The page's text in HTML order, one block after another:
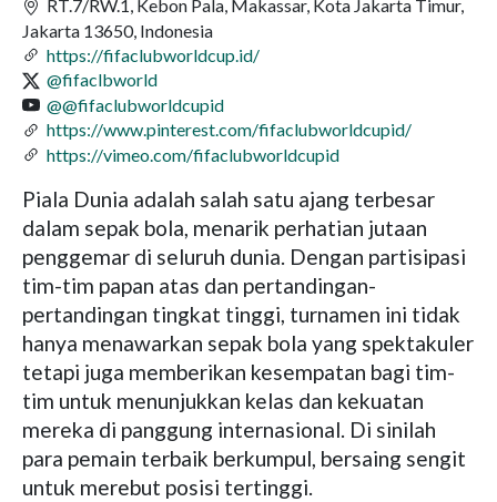
RT.7/RW.1, Kebon Pala, Makassar, Kota Jakarta Timur,
Jakarta 13650, Indonesia
https://fifaclubworldcup.id/
@fifaclbworld
@@fifaclubworldcupid
https://www.pinterest.com/fifaclubworldcupid/
https://vimeo.com/fifaclubworldcupid
Piala Dunia adalah salah satu ajang terbesar
dalam sepak bola, menarik perhatian jutaan
penggemar di seluruh dunia. Dengan partisipasi
tim-tim papan atas dan pertandingan-
pertandingan tingkat tinggi, turnamen ini tidak
hanya menawarkan sepak bola yang spektakuler
tetapi juga memberikan kesempatan bagi tim-
tim untuk menunjukkan kelas dan kekuatan
mereka di panggung internasional. Di sinilah
para pemain terbaik berkumpul, bersaing sengit
untuk merebut posisi tertinggi.